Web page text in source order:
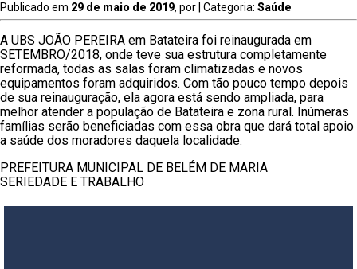
Publicado em 29 de maio de 2019, por | Categoria: Saúde
A UBS JOÃO PEREIRA em Batateira foi reinaugurada em
SETEMBRO/2018, onde teve sua estrutura completamente
reformada, todas as salas foram climatizadas e novos
equipamentos foram adquiridos. Com tão pouco tempo depois
de sua reinauguração, ela agora está sendo ampliada, para
melhor atender a população de Batateira e zona rural. Inúmeras
famílias serão beneficiadas com essa obra que dará total apoio
a saúde dos moradores daquela localidade.
PREFEITURA MUNICIPAL DE BELÉM DE MARIA
SERIEDADE E TRABALHO